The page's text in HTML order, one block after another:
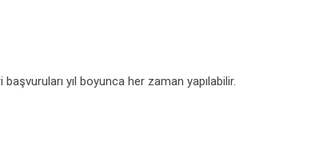
başvuruları yıl boyunca her zaman yapılabilir.